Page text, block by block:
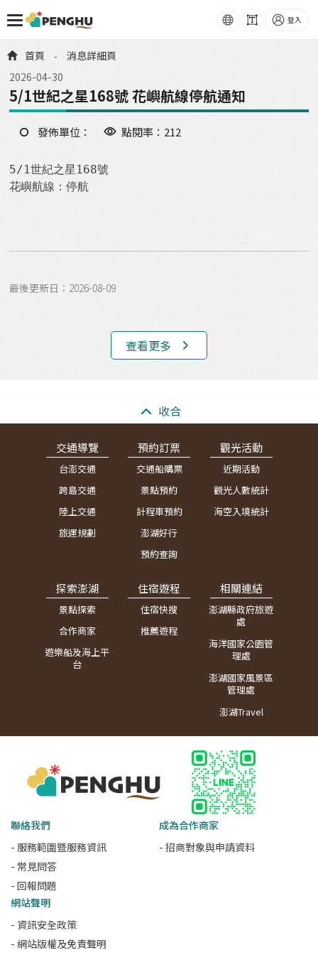
語系 字級 登入
首頁 -
消息詳細頁
2026-04-30
5/1世紀之星168號 花嶼航線停航通知
發佈單位： 點閱率：212
5/1世紀之星168號
花嶼航線：停航
最後更新日：2026-08-09
查看更多
收合
交通導覽
台澎交通
跨島交通
陸上交通
旅運規劃
預約訂票
交通船購票
景點預約
計程車預約
澎湖好行
預約查詢
觀光活動
近期活動
觀光人數統計
海空入境統計
探索澎湖
景點探索
合作商家
遊樂船及海上平
台
住宿遊程
住宿快搜
推薦遊程
相關連結
澎湖縣政府旅遊
處
海洋國家公園管
理處
澎湖國家風景區
管理處
澎湖Travel
聯絡我們
- 服務範圍暨服務資訊
- 常見問答
- 回報問題
成為合作商家
- 招商對象與申請資料
網站聲明
- 資訊安全政策
- 網站版權及免責聲明